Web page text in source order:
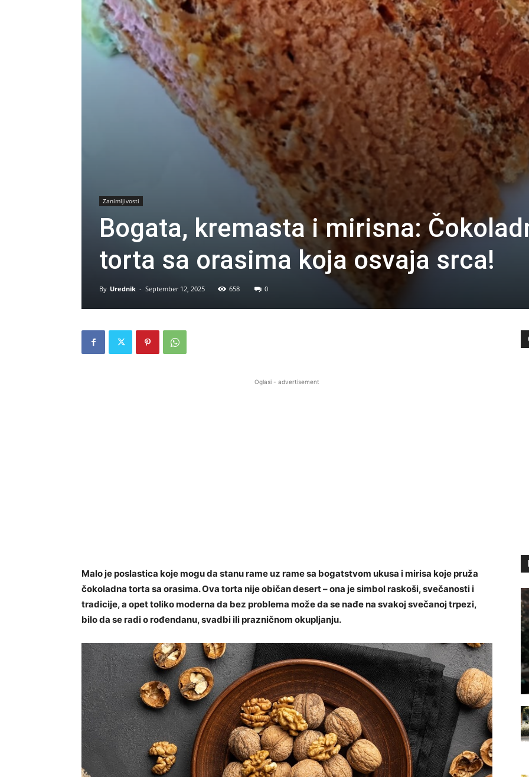
Zanimljivosti
Bogata, kremasta i mirisna:
torta sa orasima koja osvaja srca!
By Urednik - September 12, 2025 658 0
Oglasi - advertisement
Malo je poslastica koje mogu da stanu rame uz rame sa bogatstvom ukusa i mirisa koje pruža
čokoladna torta sa orasima. Ova torta nije običan desert – ona je simbol raskoši, svečanosti i
tradicije, a opet toliko moderna da bez problema može da se nađe na svakoj svečanoj trpezi,
bilo da se radi o rođendanu, svadbi ili prazničnom okupljanju.